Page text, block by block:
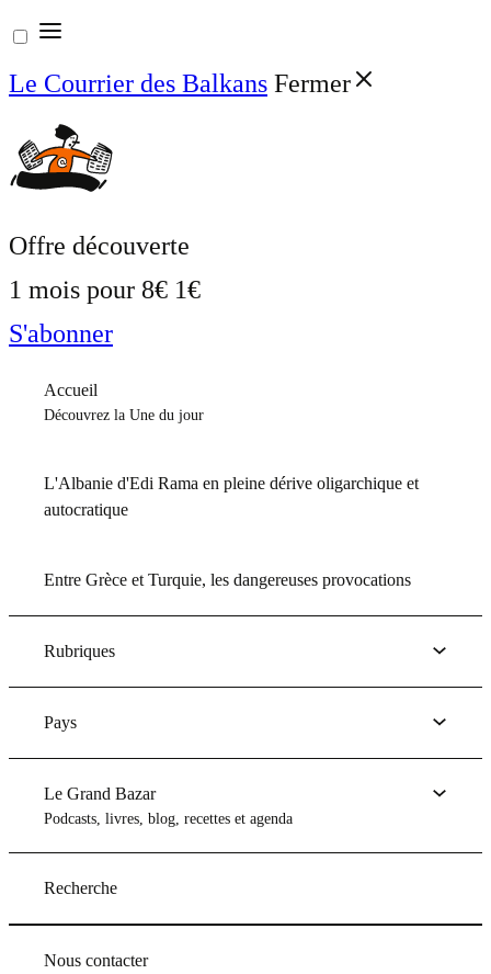
Aller
au
contenu
Le Courrier des Balkans Fermer
Offre découverte
1 mois pour 8€ 1€
S'abonner
Accueil
Découvrez la Une du jour
L'Albanie d'Edi Rama en pleine dérive oligarchique et
autocratique
Entre Grèce et Turquie, les dangereuses provocations
Rubriques
Pays
Le Grand Bazar
Podcasts, livres, blog, recettes et agenda
Recherche
Nous contacter